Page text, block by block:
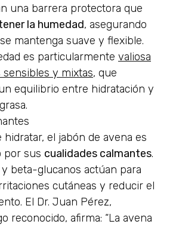
una barrera protectora que
la humedad, asegurando
mantenga suave y flexible.
es particularmente valiosa
sensibles y mixtas, que
equilibrio entre hidratación y
hidratar, el jabón de avena es
por sus cualidades calmantes.
beta-glucanos actúan para
cutáneas y reducir el
El Dr. Juan Pérez,
reconocido, afirma: La avena